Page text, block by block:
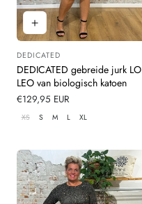
Leverancier:
DEDICATED
DEDICATED gebreide jurk LO
LEO van biologisch katoen
Normale
prijs
€129,95 EUR
XS S M L XL